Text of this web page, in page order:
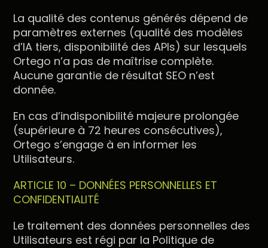
La qualité des contenus générés dépend de
paramètres externes (qualité des modèles
d’IA tiers, disponibilité des APIs) sur lesquels
Ortego n’a pas de maîtrise complète.
Aucune garantie de résultat SEO n’est
donnée.
En cas d’indisponibilité majeure prolongée
(supérieure à 72 heures consécutives),
Ortego s’engage à en informer les
Utilisateurs.
ARTICLE 10 – DONNÉES PERSONNELLES ET
CONFIDENTIALITÉ
Le traitement des données personnelles des
Utilisateurs est régi par la Politique de